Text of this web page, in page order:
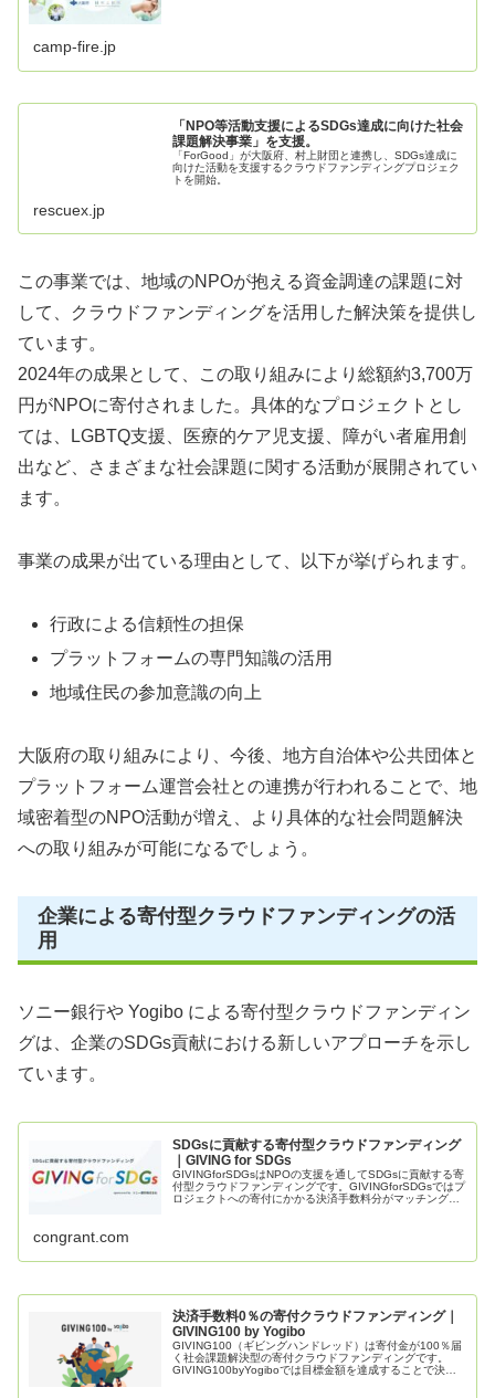
camp-fire.jp
「NPO等活動支援によるSDGs達成に向けた社会
課題解決事業」を支援。
「ForGood」が大阪府、村上財団と連携し、SDGs達成に
向けた活動を支援するクラウドファンディングプロジェク
トを開始。
rescuex.jp
この事業では、地域のNPOが抱える資金調達の課題に対
して、クラウドファンディングを活用した解決策を提供し
ています。
2024年の成果として、この取り組みにより総額約3,700万
円がNPOに寄付されました。具体的なプロジェクトとし
ては、LGBTQ支援、医療的ケア児支援、障がい者雇用創
出など、さまざまな社会課題に関する活動が展開されてい
ます。
事業の成果が出ている理由として、以下が挙げられます。
行政による信頼性の担保
プラットフォームの専門知識の活用
地域住民の参加意識の向上
大阪府の取り組みにより、今後、地方自治体や公共団体と
プラットフォーム運営会社との連携が行われることで、地
域密着型のNPO活動が増え、より具体的な社会問題解決
への取り組みが可能になるでしょう。
企業による寄付型クラウドファンディングの活
用
ソニー銀行や Yogibo による寄付型クラウドファンディン
グは、企業のSDGs貢献における新しいアプローチを示し
ています。
SDGsに貢献する寄付型クラウドファンディング
｜GIVING for SDGs
GIVINGforSDGsはNPOの支援を通してSDGsに貢献する寄
付型クラウドファンディングです。GIVINGforSDGsではプ
ロジェクトへの寄付にかかる決済手数料分がマッチング寄
congrant.com
決済手数料0％の寄付クラウドファンディング｜
GIVING100 by Yogibo
GIVING100（ギビングハンドレッド）は寄付金が100％届
く社会課題解決型の寄付クラウドファンディングです。
GIVING100byYogiboでは目標金額を達成することで決済